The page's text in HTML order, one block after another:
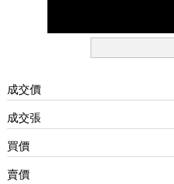
成交價
成交張
買價
賣價